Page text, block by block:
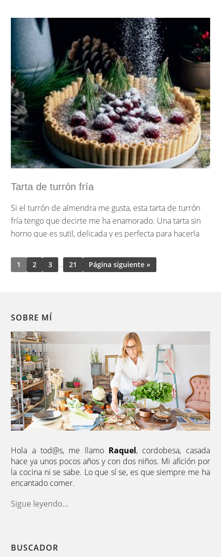
una o dos de estas, en cada casa, cada reunión a la que
vaya siempre hay fans incondicionales de las palmeritas
de chocolate. Y es que este dulce tan rico y fácil de
hacer es normal que triunfe siempre, porque está
delicioso.
…
Sigue leyendo »
Tarta de turrón fría
Si el turrón de almendra me gusta, esta tarta de turrón
fría tengo que decirte me ha enamorado. Una tarta sin
horno que es sutil, delicada y es perfecta para hacerla
polvorones y todos los dulces navideños. Una tarta que
te hará quedar como un auténtico artista.
Sigue leyendo »
1 2 3 … 21 Página siguiente »
SOBRE MÍ
Hola a tod@s, me llamo Raquel, cordobesa, casada
hace ya unos pocos años y con dos niños. Mi afición por
la cocina ni se sabe. Lo que sí se, es que siempre me ha
encantado comer.
Sigue leyendo...
BUSCADOR